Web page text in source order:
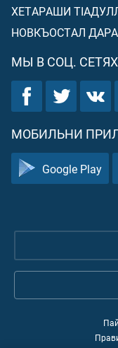
ХЕТАРАШИ
НОВКЪОСТАЛ
МЫ В СОЦ. СЕТЯХ
МОБИЛЬНИ
Google Play